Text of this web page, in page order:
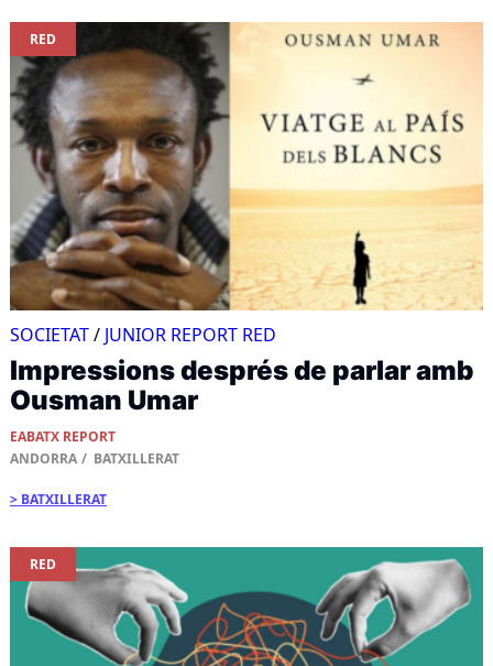
RED
SOCIETAT/ JUNIOR REPORT RED
Impressions després de parlar amb
Ousman Umar
EABATX REPORT
ANDORRA
BATXILLERAT
BATXILLERAT
RED